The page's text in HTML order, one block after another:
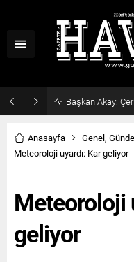
Haziran ayı ilk
Anasayfa Genel,
Meteoroloji uyardı: Kar geliyor
Meteoroloji
geliyor